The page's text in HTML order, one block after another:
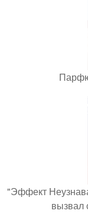
"Эффект
вызвал